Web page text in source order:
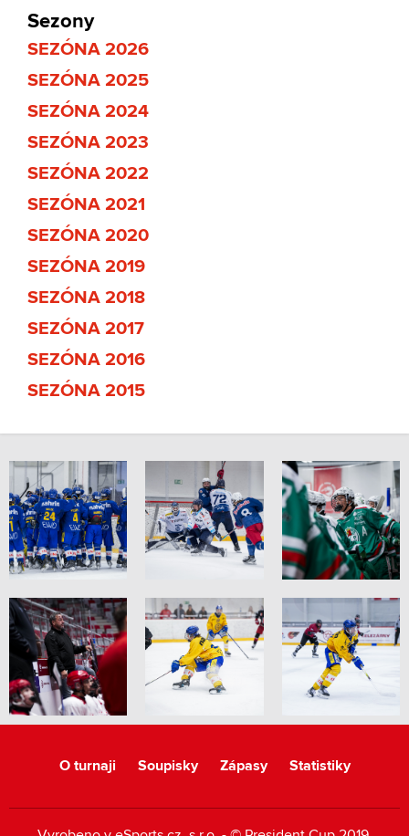
Sezony
SEZÓNA 2026
SEZÓNA 2025
SEZÓNA 2024
SEZÓNA 2023
SEZÓNA 2022
SEZÓNA 2021
SEZÓNA 2020
SEZÓNA 2019
SEZÓNA 2018
SEZÓNA 2017
SEZÓNA 2016
SEZÓNA 2015
O turnaji Soupisky Zápasy Statistiky